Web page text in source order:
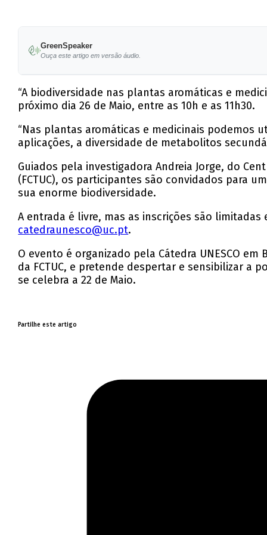
GreenSpeaker
Ouça este artigo em versão áudio.
“A biodiversidade nas plantas aromáticas e
próximo dia 26 de Maio, entre as 10h e as 11h30.
“Nas plantas aromáticas e medicinais podemos
aplicações, a diversidade de metabolitos
Guiados pela investigadora Andreia Jorge, do
(FCTUC), os participantes são convidados para
sua enorme biodiversidade.
A entrada é livre, mas as inscrições são
catedraunesco@uc.pt.
O evento é organizado pela Cátedra UNESCO
da FCTUC, e pretende despertar e sensibilizar a
se celebra a 22 de Maio.
Partilhe este artigo